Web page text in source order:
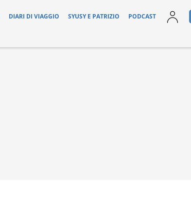
DIARI DI VIAGGIO SYUSY E PATRIZIO PODCAST